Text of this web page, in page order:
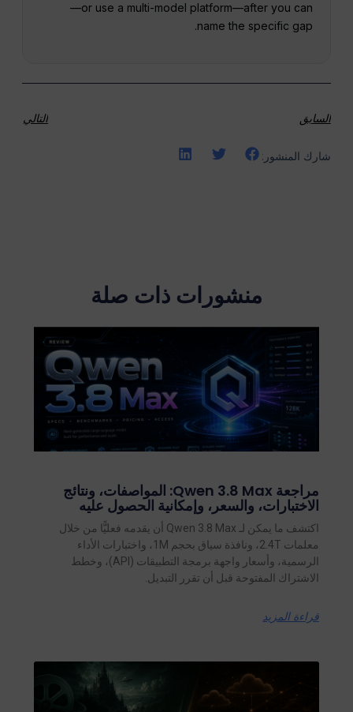
—or use a multi-model platform—after you can
name the specific gap.
السابق التالي
شارك المنشور:
منشورات ذات صلة
مراجعة Qwen 3.8 Max: المواصفات، ونتائج
الاختبارات، والسعر، وإمكانية الحصول عليه
اكتشف ما يمكن لـ Qwen 3.8 Max أن يقدمه فعليًّا من خلال
معلمات 2.4T، ونافذة سياق بحجم 1M، واختبارات الأداء
الرسمية، وأسعار واجهة برمجة التطبيقات (API)، وخطط
الاشتراك المفتوحة قبل أن تقرر التبديل.
قراءة المزيد